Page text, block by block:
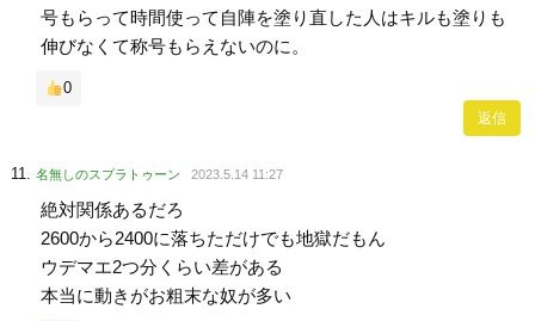
号もらって時間使って自陣を塗り直した人はキルも塗りも
伸びなくて称号もらえないのに。
0
返信
名無しのスプラトゥーン 2023.5.14 11:27
絶対関係あるだろ
2600から2400に落ちただけでも地獄だもん
ウデマエ2つ分くらい差がある
本当に動きがお粗末な奴が多い